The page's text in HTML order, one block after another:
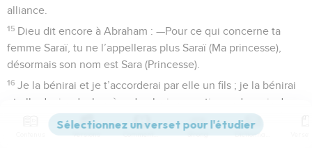
alliance.
15 Dieu dit encore à Abraham : —Pour ce qui concerne ta
femme Saraï, tu ne l’appelleras plus Saraï (Ma princesse),
désormais son nom est Sara (Princesse).
16 Je la bénirai et je t’accorderai par elle un fils ; je la bénirai
et elle deviendra la mère de plusieurs nations ; des rois de
plusieurs peuples sortiront d’elle.
Alors Abraham se prosterna de nouveau la face contre
Versions Commentaires Strong